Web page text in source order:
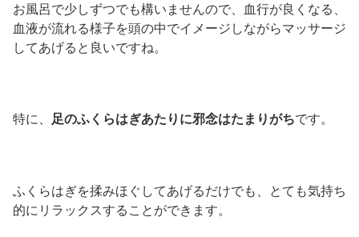
お風呂で少しずつでも構いませんので、血行が良くなる、
血液が流れる様子を頭の中でイメージしながらマッサージ
してあげると良いですね。
特に、 足のふくらはぎあたりに邪念はたまりがちです。
ふくらはぎを揉みほぐしてあげるだけでも、とても気持ち
的にリラックスすることができます。